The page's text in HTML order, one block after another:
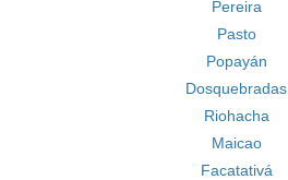
Pereira
Pasto
Popayán
Dosquebradas
Riohacha
Maicao
Facatativá